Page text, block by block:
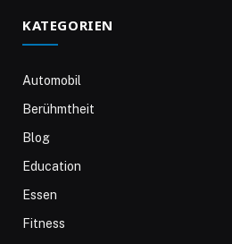
KATEGORIEN
Automobil
Berühmtheit
Blog
Education
Essen
Fitness